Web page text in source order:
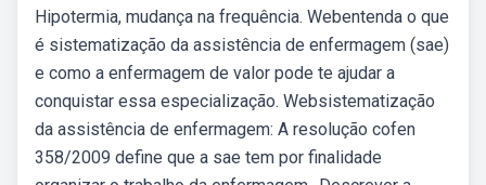
Hipotermia, mudança na frequência. Webentenda o que
é sistematização da assistência de enfermagem (sae)
e como a enfermagem de valor pode te ajudar a
conquistar essa especialização. Websistematização
da assistência de enfermagem: A resolução cofen
358/2009 define que a sae tem por finalidade